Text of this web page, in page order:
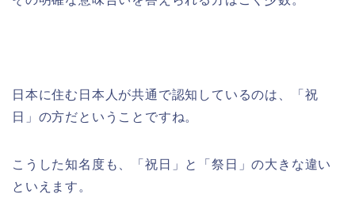
日本に住む日本人が共通で認知しているのは、「祝
日」の方だということですね。
こうした知名度も、「祝日」と「祭日」の大きな違い
といえます。